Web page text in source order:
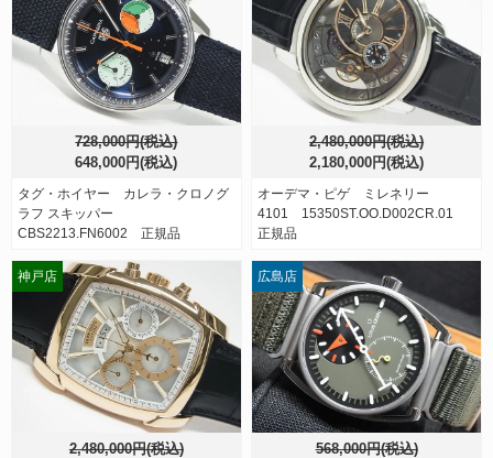
728,000円(税込)
648,000円(税込)
タグ・ホイヤー カレラ・クロノグ
ラフ スキッパー
CBS2213.FN6002 正規品
2,480,000円(税込)
2,180,000円(税込)
オーデマ・ピゲ ミレネリー
4101 15350ST.OO.D002CR.01
正規品
2,480,000円(税込)
神戸店
568,000円(税込)
広島店